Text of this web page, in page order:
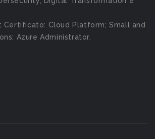
Certificato: Cloud Platform; Small and
Azure Administrator.